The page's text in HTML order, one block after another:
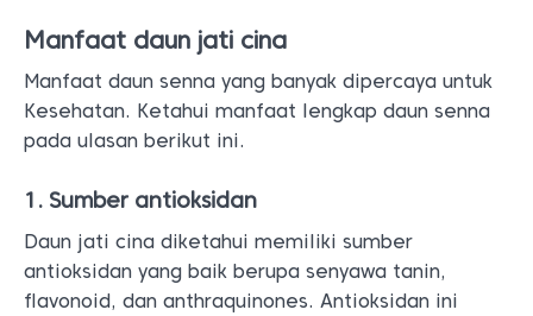
Manfaat daun jati cina
Manfaat daun senna yang banyak dipercaya untuk
Kesehatan. Ketahui manfaat lengkap daun senna
pada ulasan berikut ini.
1. Sumber antioksidan
Daun jati cina diketahui memiliki sumber
antioksidan yang baik berupa senyawa tanin,
flavonoid, dan anthraquinones. Antioksidan ini